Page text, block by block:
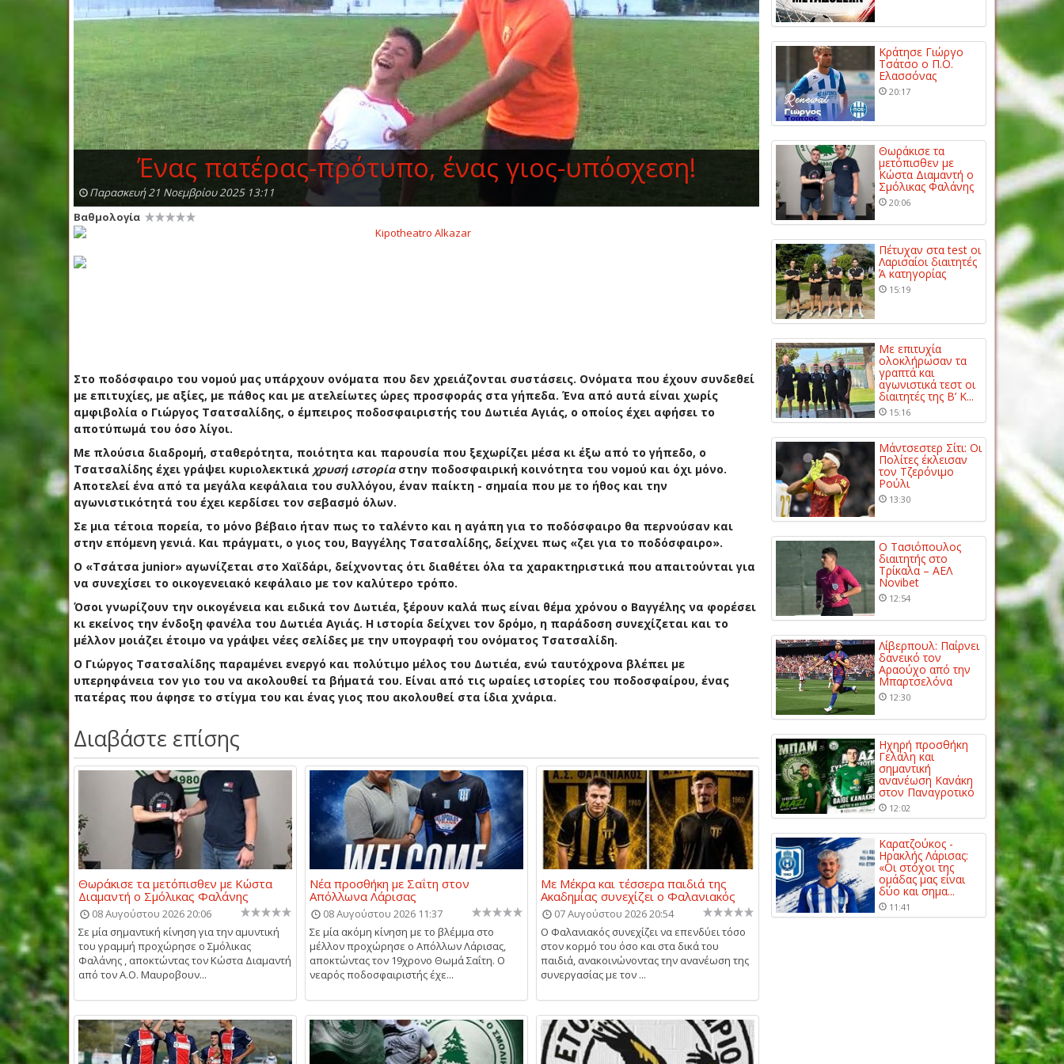
Ένας πατέρας-πρότυπο, ένας γιος-υπόσχεση!
Παρασκευή 21 Νοεμβρίου 2025 13:11
Βαθμολογία
Στο ποδόσφαιρο του νομού μας υπάρχουν ονόματα που δεν χρειάζονται συστάσεις. Ονόματα που έχουν συνδεθεί
με επιτυχίες, με αξίες, με πάθος και με ατελείωτες ώρες προσφοράς στα γήπεδα. Ένα από αυτά είναι χωρίς
αμφιβολία ο Γιώργος Τσατσαλίδης, ο έμπειρος ποδοσφαιριστής του Δωτιέα Αγιάς, ο οποίος έχει αφήσει το
αποτύπωμά του όσο λίγοι.
Με πλούσια διαδρομή, σταθερότητα, ποιότητα και παρουσία που ξεχωρίζει μέσα κι έξω από το γήπεδο, ο
Τσατσαλίδης έχει γράψει κυριολεκτικά χρυσή ιστορίαστην ποδοσφαιρική κοινότητα του νομού και όχι μόνο.
Αποτελεί ένα από τα μεγάλα κεφάλαια του συλλόγου, έναν παίκτη - σημαία που με το ήθος και την
αγωνιστικότητά του έχει κερδίσει τον σεβασμό όλων.
Σε μια τέτοια πορεία, το μόνο βέβαιο ήταν πως το ταλέντο και η αγάπη για το ποδόσφαιρο θα περνούσαν και
στην επόμενη γενιά. Και πράγματι, ο γιος του, Βαγγέλης Τσατσαλίδης, δείχνει πως «ζει για το ποδόσφαιρο».
Ο «Τσάτσα junior» αγωνίζεται στο Χαϊδάρι, δείχνοντας ότι διαθέτει όλα τα χαρακτηριστικά που απαιτούνται για
να συνεχίσει το οικογενειακό κεφάλαιο με τον καλύτερο τρόπο.
Όσοι γνωρίζουν την οικογένεια και ειδικά τον Δωτιέα, ξέρουν καλά πως είναι θέμα χρόνου ο Βαγγέλης να φορέσει
κι εκείνος την ένδοξη φανέλα του Δωτιέα Αγιάς. Η ιστορία δείχνει τον δρόμο, η παράδοση συνεχίζεται και το
μέλλον μοιάζει έτοιμο να γράψει νέες σελίδες με την υπογραφή του ονόματος Τσατσαλίδη.
Ο Γιώργος Τσατσαλίδης παραμένει ενεργό και πολύτιμο μέλος του Δωτιέα, ενώ ταυτόχρονα βλέπει με
υπερηφάνεια τον γιο του να ακολουθεί τα βήματά του. Είναι από τις ωραίες ιστορίες του ποδοσφαίρου, ένας
πατέρας που άφησε το στίγμα του και ένας γιος που ακολουθεί στα ίδια χνάρια.
Διαβάστε επίσης
Θωράκισε τα μετόπισθεν με Κώστα
Διαμαντή ο Σμόλικας Φαλάνης
08 Αυγούστου 2026 20:06
Σε μία σημαντική κίνηση για την αμυντική
του γραμμή προχώρησε ο Σμόλικας
Φαλάνης , αποκτώντας τον Κώστα Διαμαντή
από τον Α.Ο. Μαυροβουν...
Νέα προσθήκη με Σαΐτη στον
Απόλλωνα Λάρισας
08 Αυγούστου 2026 11:37
Σε μία ακόμη κίνηση με το βλέμμα στο
μέλλον προχώρησε ο Απόλλων Λάρισας,
αποκτώντας τον 19χρονο Θωμά Σαΐτη. Ο
νεαρός ποδοσφαιριστής έχε...
Με Μέκρα και τέσσερα παιδιά της
Ακαδημίας συνεχίζει ο Φαλανιακός
07 Αυγούστου 2026 20:54
Ο Φαλανιακός συνεχίζει να επενδύει τόσο
στον κορμό του όσο και στα δικά του
παιδιά, ανακοινώνοντας την ανανέωση της
συνεργασίας με τον ...
Κράτησε Γιώργο
Τσάτσο ο Π.Ο.
Ελασσόνας
20:17
Θωράκισε τα
μετόπισθεν με
Κώστα Διαμαντή ο
Σμόλικας Φαλάνης
20:06
Πέτυχαν στα test οι
Λαρισαίοι διαιτητές
Ά κατηγορίας
15:19
Με επιτυχία
ολοκλήρωσαν τα
γραπτά και
αγωνιστικά τεστ οι
διαιτητές της Β’ Κ...
15:16
Μάντσεστερ Σίτι: Οι
Πολίτες έκλεισαν
τον Τζερόνιμο
Ρούλι
13:30
Ο Τασιόπουλος
διαιτητής στο
Τρίκαλα – ΑΕΛ
Novibet
12:54
Λίβερπουλ: Παίρνει
δανεικό τον
Αραούχο από την
Μπαρτσελόνα
12:30
Ηχηρή προσθήκη
Γελάλη και
σημαντική
ανανέωση Κανάκη
στον Παναγροτικό
12:02
Καρατζούκος -
Ηρακλής Λάρισας:
«Οι στόχοι της
ομάδας μας είναι
δύο και σημα...
11:41